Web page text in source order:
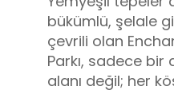
bükümlü, şelale
çevrili olan
Parkı, sadece bir
alanı değil; her